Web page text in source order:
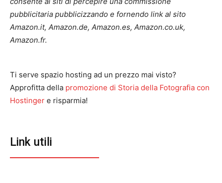
pubblicitaria pubblicizzando e fornendo link al sito
Amazon.it, Amazon.de, Amazon.es, Amazon.co.uk,
Amazon.fr.
Ti serve spazio hosting ad un prezzo mai visto?
Approfitta della promozione di Storia della Fotografia con
Hostinger e risparmia!
Link utili